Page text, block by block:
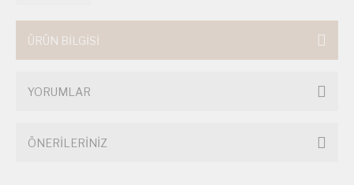
ÜRÜN BİLGİSİ
YORUMLAR
ÖNERİLERİNİZ